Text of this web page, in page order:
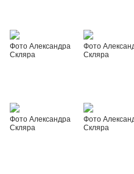
Фото Александра
Скляра
Фото
Скляра
Фото Александра
Скляра
Фото
Скляра